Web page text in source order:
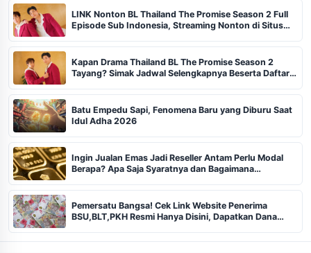
LINK Nonton BL Thailand The Promise Season 2 Full
Episode Sub Indonesia, Streaming Nonton di Situs
Kapan Drama Thailand BL The Promise Season 2
Tayang? Simak Jadwal Selengkapnya Beserta Daftar
Batu Empedu Sapi, Fenomena Baru yang Diburu Saat
Idul Adha 2026
Ingin Jualan Emas Jadi Reseller Antam Perlu Modal
Berapa? Apa Saja Syaratnya dan Bagaimana
Pemersatu Bangsa! Cek Link Website Penerima
BSU,BLT,PKH Resmi Hanya Disini, Dapatkan Dana